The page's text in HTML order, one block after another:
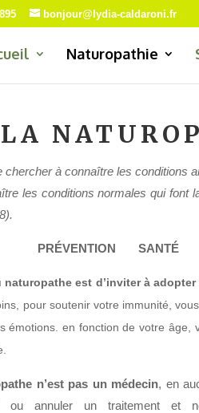
bonjour@lydia-caldaroni.fr
Naturopathie
LA
chercher à connaître les conditions
les conditions normales qui font
PRÉVENTION SANTÉ
naturopathe est d’inviter à
pour soutenir votre immunité,
émotions. en fonction de votre âge,
n’est pas un médecin, en
ou annuler un traitement et